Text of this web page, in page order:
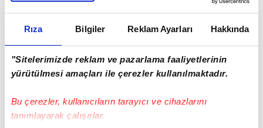
Rıza Bilgiler Reklam Ayarları Hakkında
"Sitelerimizde reklam ve pazarlama faaliyetlerinin
yürütülmesi amaçları ile çerezler kullanılmaktadır.
Bu çerezler, kullanıcıların tarayıcı ve cihazlarını
tanımlayarak çalışırlar.
elde edildi. Şifreleri kırılmaya devam edilen
FETÖ üyelerine yönelik son incelemelerde;
şifreli yazılım kullanan kişi sayısı 53 binden
250 bine çıktı.
BİLİŞİM UZMANLARI İNCELİYOR
Şüphelilerin ofislerinde ve ikamet